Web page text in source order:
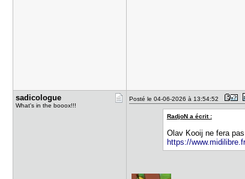
sadicologu​e
What's in the booox!!!
Posté le 04-06-2026 à 13:54:52
RadjoN a écrit :
Olav Kooij ne fera
https://